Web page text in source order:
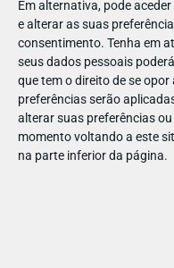
Em alternativa, pode
e alterar as suas
consentimento. Tenha em
seus dados pessoais
que tem o direito de se
preferências serão
alterar suas preferências
momento voltando a este
na parte inferior da página.